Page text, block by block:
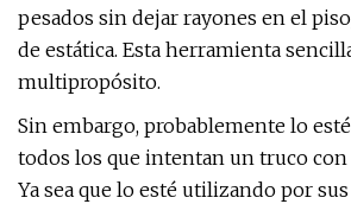
pesados ​​sin dejar rayones en el
de estática. Esta herramienta
multipropósito.
Sin embargo, probablemente lo
todos los que intentan un truco
Ya sea que lo esté utilizando por